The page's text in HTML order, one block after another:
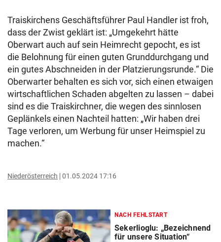
Traiskirchens Geschäftsführer Paul Handler ist froh,
dass der Zwist geklärt ist: „Umgekehrt hätte
Oberwart auch auf sein Heimrecht gepocht, es ist
die Belohnung für einen guten Grunddurchgang und
ein gutes Abschneiden in der Platzierungsrunde.“ Die
Oberwarter behalten es sich vor, sich einen etwaigen
wirtschaftlichen Schaden abgelten zu lassen – dabei
sind es die Traiskirchner, die wegen des sinnlosen
Geplänkels einen Nachteil hatten: „Wir haben drei
Tage verloren, um Werbung für unser Heimspiel zu
machen.“
Niederösterreich 01.05.2024 17:16
NACH FEHLSTART
Sekerlioglu: „Bezeichnend
für unsere Situation“